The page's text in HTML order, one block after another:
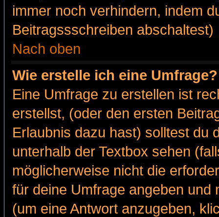
immer noch verhindern, indem
Beitragssschreiben abschaltest)
Nach oben
Wie erstelle ich eine Umfrage?
Eine Umfrage zu erstellen ist
erstellst, (oder den ersten
Erlaubnis dazu hast) solltest du
unterhalb der Textbox sehen
möglicherweise nicht die
für deine Umfrage angeben und
(um eine Antwort anzugeben,